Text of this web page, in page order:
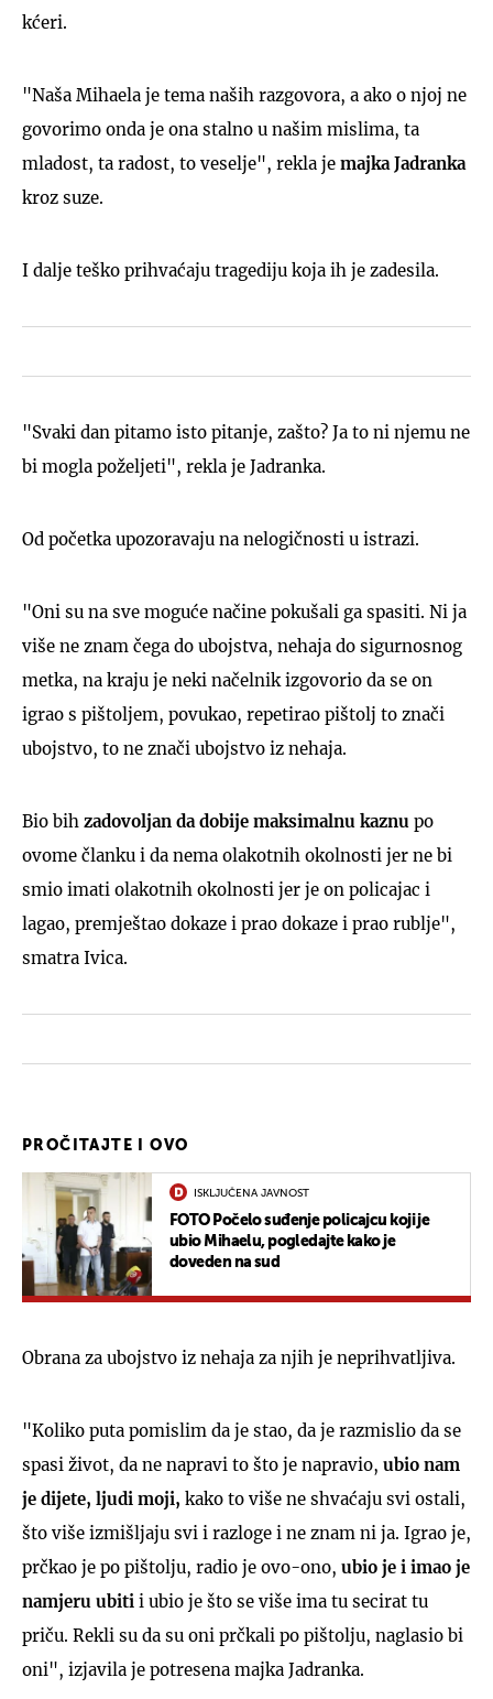
kćeri.
"Naša Mihaela je tema naših razgovora, a ako o njoj ne
govorimo onda je ona stalno u našim mislima, ta
mladost, ta radost, to veselje", rekla je majka Jadranka
kroz suze.
I dalje teško prihvaćaju tragediju koja ih je zadesila.
"Svaki dan pitamo isto pitanje, zašto? Ja to ni njemu ne
bi mogla poželjeti", rekla je Jadranka.
Od početka upozoravaju na nelogičnosti u istrazi.
"Oni su na sve moguće načine pokušali ga spasiti. Ni ja
više ne znam čega do ubojstva, nehaja do sigurnosnog
metka, na kraju je neki načelnik izgovorio da se on
igrao s pištoljem, povukao, repetirao pištolj to znači
ubojstvo, to ne znači ubojstvo iz nehaja.
Bio bih zadovoljan da dobije maksimalnu kaznu po
ovome članku i da nema olakotnih okolnosti jer ne bi
smio imati olakotnih okolnosti jer je on policajac i
lagao, premještao dokaze i prao dokaze i prao rublje",
smatra Ivica.
PROČITAJTE I OVO
ISKLJUČENA JAVNOST
FOTO Počelo suđenje policajcu koji je
ubio Mihaelu, pogledajte kako je
doveden na sud
Obrana za ubojstvo iz nehaja za njih je neprihvatljiva.
"Koliko puta pomislim da je stao, da je razmislio da se
spasi život, da ne napravi to što je napravio, ubio nam
je dijete, ljudi moji, kako to više ne shvaćaju svi ostali,
što više izmišljaju svi i razloge i ne znam ni ja. Igrao je,
prčkao je po pištolju, radio je ovo-ono, ubio je i imao je
namjeru ubiti i ubio je što se više ima tu secirat tu
priču. Rekli su da su oni prčkali po pištolju, naglasio bi
oni", izjavila je potresena majka Jadranka.